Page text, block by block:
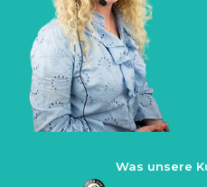
Was unsere